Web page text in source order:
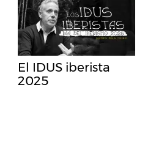
El IDUS iberista
2025